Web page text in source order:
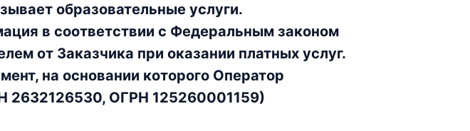
образовательные услуги.
в соответствии с Федеральным законом
от Заказчика при оказании платных услуг.
на основании которого Оператор
ОГРН 125260001159)